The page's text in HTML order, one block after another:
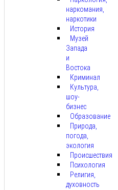
наркомания,
наркотики
История
Музей
Запада
и
Востока
Криминал
Культура,
шоу-
бизнес
Образование
Природа,
погода,
экология
Происшествия
Психология
Религия,
духовность